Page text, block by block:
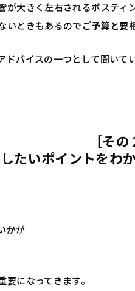
が大きく左右されるポスティ
いときもあるのでご予算と要
ドバイスの一つとして聞いて
［その
たいポイントをわ
かが
要になってきます。